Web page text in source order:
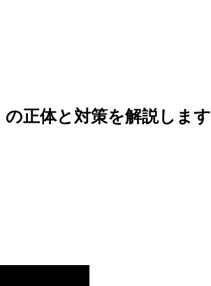
正体と対策を解説します